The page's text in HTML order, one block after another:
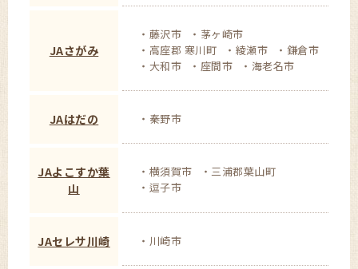
JAさがみ
藤沢市
茅ヶ崎市
高座郡 寒川町
綾瀬市
鎌倉市
大和市
座間市 海老名市
JAはだの 秦野市
JAよこすか葉
山
横須賀市
三浦郡葉山町
逗子市
JAセレサ川崎 川崎市